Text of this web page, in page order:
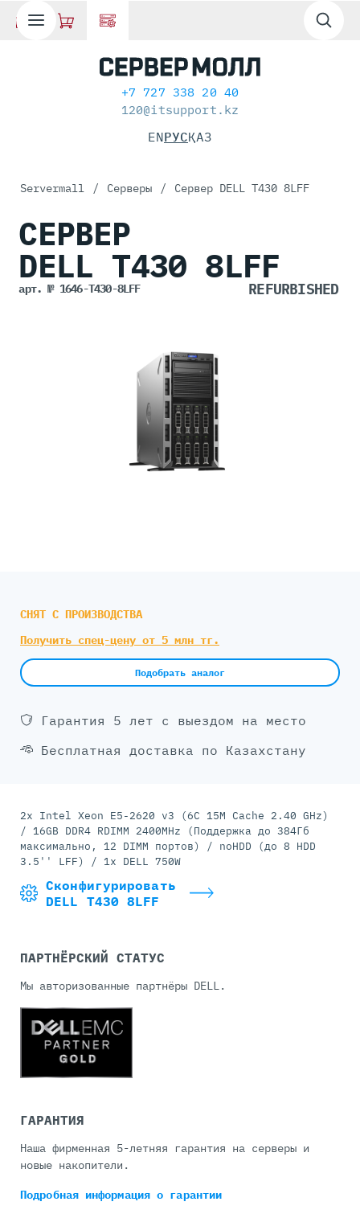
+7 727 338 20 40
120@itsupport.kz
ENРУСҚАЗ
Servermall / Серверы / Сервер DELL T430 8LFF
СЕРВЕР
DELL T430 8LFF
арт. № 1646-T430-8LFF
СНЯТ С ПРОИЗВОДСТВА
Получить спец-цену от 5 млн тг.
Подобрать аналог
Гарантия 5 лет с выездом на место
Бесплатная доставка по Казахстану
2x Intel Xeon E5-2620 v3 (6C 15M Cache 2.40 GHz)
/ 16GB DDR4 RDIMM 2400MHz (Поддержка до 384Гб
максимально, 12 DIMM портов) / noHDD (до 8 HDD
3.5'' LFF) / 1x DELL 750W
Сконфигурировать
DELL T430 8LFF
ПАРТНЁРСКИЙ СТАТУС
Мы авторизованные партнёры DELL.
ГАРАНТИЯ
Наша фирменная 5-летняя гарантия на серверы и
новые накопители.
Подробная информацияо гарантии